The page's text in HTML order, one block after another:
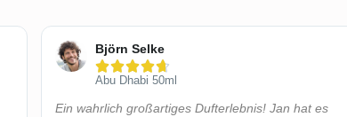
Björn Selke

Abu Dhabi 50ml
Ein wahrlich großartiges Dufterlebnis! Jan hat es